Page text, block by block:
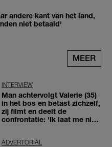
andere kant van het land,
niet betaald'
MEER
INTERVIEW
Man achtervolgt Valerie (35)
in het bos en betast zichzelf,
zij filmt en deelt de
confrontatie: 'Ik laat me niet
ADVERTORIAL